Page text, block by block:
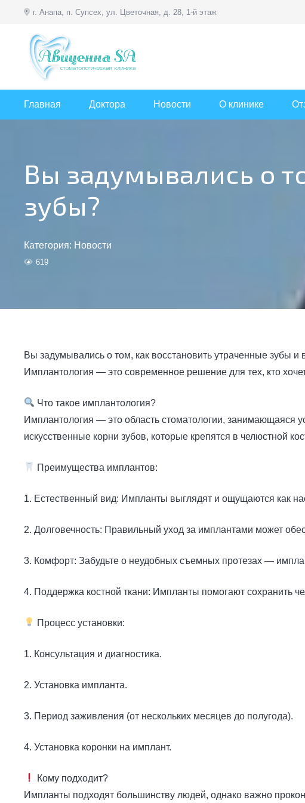
г. Анапа, п. Супсех, ул. Цветочная, д. 28, 1-й этаж
Главная Доктора Новости О клинике
Вы задумывались о
зубы?
Категория: Новости
619
Вы задумывались о том, как восстановить утраченные зубы и
Имплантология — это современное решение для тех, кто
Что такое имплантология?
Имплантология — это область стоматологии, занимающаяся
искусственные корни зубов, которые крепятся в челюстной
Преимущества имплантов:
1. Естественный вид: Импланты выглядят и ощущаются как
2. Долговечность: Правильный уход за имплантами может
3. Комфорт: Забудьте о неудобных съемных протезах —
4. Поддержка костной ткани: Импланты помогают сохранить
Процесс установки:
1. Консультация и диагностика.
2. Установка импланта.
3. Период заживления (от нескольких месяцев до полугода).
4. Установка коронки на имплант.
Кому подходит?
Импланты подходят большинству людей, однако важно